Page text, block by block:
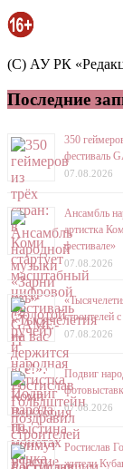
(C) АУ РК
Последние
350
фестиваль
07.08.2026
Ансамбль
артистка
фестивале»
07.08.2026
строителей
07.08.2026
Подвиг
07.08.2026
Ростислав
жители